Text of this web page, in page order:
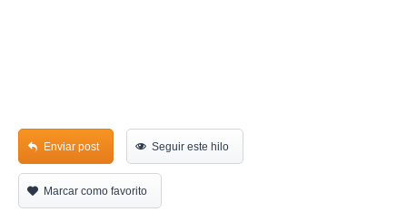
Enviar post Seguir este hilo
Marcar como favorito